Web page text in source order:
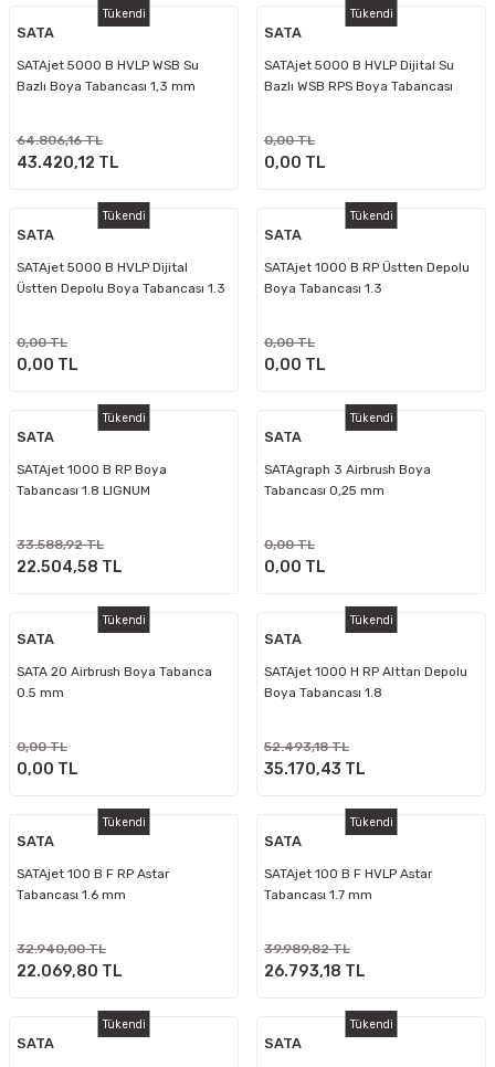
Tükendi
SATA
SATAjet 5000 B HVLP WSB Su
Bazlı Boya Tabancası 1,3 mm
64.806,16 TL
43.420,12 TL
Tükendi
SATA
SATAjet 5000 B HVLP Dijital Su
Bazlı WSB RPS Boya Tabancası
0,00 TL
0,00 TL
Tükendi
SATA
SATAjet 5000 B HVLP Dijital
Üstten Depolu Boya Tabancası 1.3
0,00 TL
0,00 TL
Tükendi
SATA
SATAjet 1000 B RP Üstten Depolu
Boya Tabancası 1.3
0,00 TL
0,00 TL
Tükendi
SATA
SATAjet 1000 B RP Boya
Tabancası 1.8 LIGNUM
33.588,92 TL
22.504,58 TL
Tükendi
SATA
SATAgraph 3 Airbrush Boya
Tabancası 0,25 mm
0,00 TL
0,00 TL
Tükendi
SATA
SATA 20 Airbrush Boya Tabanca
0.5 mm
0,00 TL
0,00 TL
Tükendi
SATA
SATAjet 1000 H RP Alttan Depolu
Boya Tabancası 1.8
52.493,18 TL
35.170,43 TL
Tükendi
SATA
SATAjet 100 B F RP Astar
Tabancası 1.6 mm
32.940,00 TL
22.069,80 TL
Tükendi
SATA
SATAjet 100 B F HVLP Astar
Tabancası 1.7 mm
39.989,82 TL
26.793,18 TL
Tükendi
SATA
Tükendi
SATA